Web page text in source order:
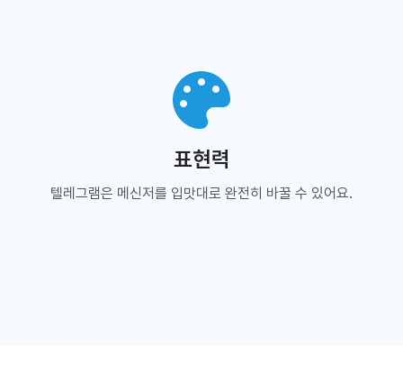
표현력
텔레그램은 메신저를 입맛대로 완전히 바꿀 수 있어요.